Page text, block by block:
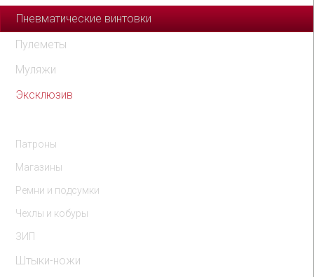
Пневматические винтовки
Пулеметы
Муляжи
Эксклюзив
Патроны
Магазины
Ремни и подсумки
Чехлы и кобуры
ЗИП
Штыки-ножи